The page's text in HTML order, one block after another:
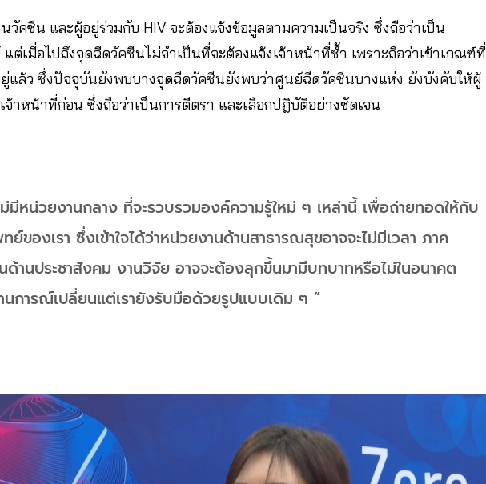
วัคซีน และผู้อยู่ร่วมกับ HIV จะต้องแจ้งข้อมูลตามความเป็นจริง ซึ่งถือว่าเป็น
ต่เมื่อไปถึงจุดฉีดวัคซีนไม่จำเป็นที่จะต้องแจ้งเจ้าหน้าที่ซ้ำ เพราะถือว่าเข้าเกณฑ์ที่
แล้ว ซึ่งปัจจุบันยังพบบางจุดฉีดวัคซีนยังพบว่าศูนย์ฉีดวัคซีนบางแห่ง ยังบังคับให้ผู้
จ้าหน้าที่ก่อน ซึ่งถือว่าเป็นการตีตรา และเลือกปฎิบัติอย่างชัดเจน
มีหน่วยงานกลาง ที่จะรวบรวมองค์ความรู้ใหม่ ๆ เหล่านี้ เพื่อถ่ายทอดให้กับ
ย์ของเรา ซึ่งเข้าใจได้ว่าหน่วยงานด้านสาธารณสุขอาจจะไม่มีเวลา ภาค
ด้านประชาสังคม งานวิจัย อาจจะต้องลุกขึ้นมามีบทบาทหรือไม่ในอนาคต
นการณ์เปลี่ยนแต่เรายังรับมือด้วยรูปแบบเดิม ๆ ”